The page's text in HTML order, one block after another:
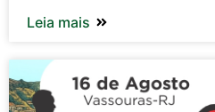
Leia mais